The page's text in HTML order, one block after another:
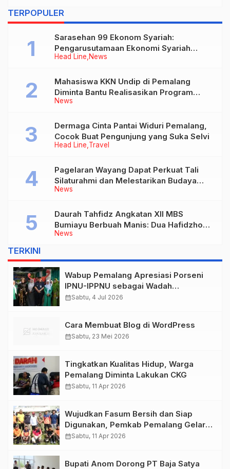
TERPOPULER
Head Line News
Sarasehan 99 Ekonom Syariah:
Pengarusutamaan Ekonomi Syariah
sebagai Pilar Baru Perekonomian
News
Mahasiswa KKN Undip di Pemalang
Diminta Bantu Realisasikan Program
Bupati di Desa-desa
Head Line Travel
Dermaga Cinta Pantai Widuri Pemalang,
Cocok Buat Pengunjung yang Suka Selvi
News
Pagelaran Wayang Dapat Perkuat Tali
Silaturahmi dan Melestarikan Budaya
Lokal
News
Daurah Tahfidz Angkatan XII MBS
Bumiayu Berbuah Manis: Dua Hafidzhoh
30 Juz Ditorehkan
TERKINI
Wabup Pemalang Apresiasi Porseni
IPNU-IPPNU sebagai Wadah
Pembinaan Generasi Muda
calendar_monthSabtu, 4 Jul 2026
Cara Membuat Blog di WordPress
calendar_monthSabtu, 23 Mei 2026
Tingkatkan Kualitas Hidup, Warga
Pemalang Diminta Lakukan CKG
calendar_monthSabtu, 11 Apr 2026
Wujudkan Fasum Bersih dan Siap
Digunakan, Pemkab Pemalang Gelar
Korve Stadion Jatidiri Comal
calendar_monthSabtu, 11 Apr 2026
Bupati Anom Dorong PT Baja Satya